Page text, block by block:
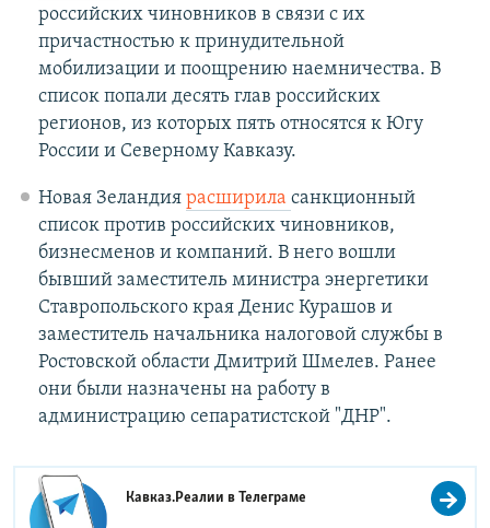
российских чиновников в связи с их
причастностью к принудительной
мобилизации и поощрению наемничества. В
список попали десять глав российских
регионов, из которых пять относятся к Югу
России и Северному Кавказу.
Новая Зеландия расширила санкционный
список против российских чиновников,
бизнесменов и компаний. В него вошли
бывший заместитель министра энергетики
Ставропольского края Денис Курашов и
заместитель начальника налоговой службы в
Ростовской области Дмитрий Шмелев. Ранее
они были назначены на работу в
администрацию сепаратистской "ДНР".
Кавказ.Реалии вТелеграме